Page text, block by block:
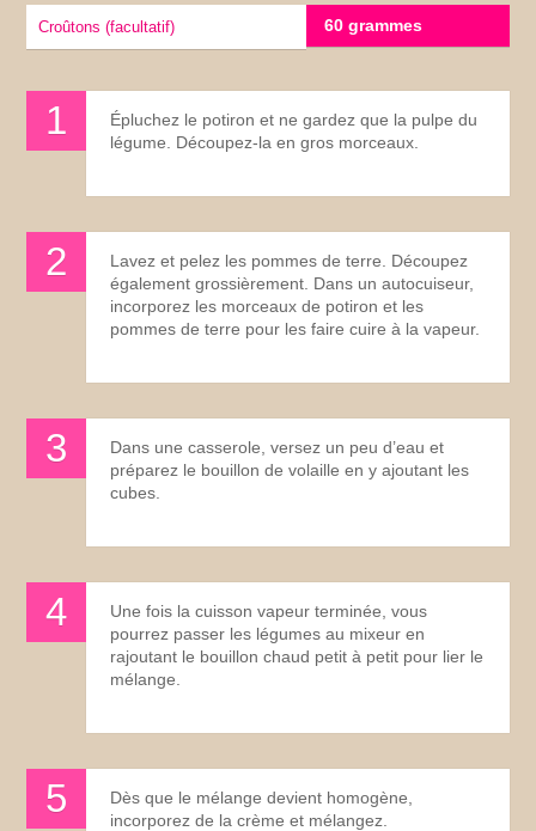
croûtons (facultatif) 60 grammes
Épluchez le potiron et ne gardez que la pulpe du
légume. Découpez-la en gros morceaux.
Lavez et pelez les pommes de terre. Découpez
également grossièrement. Dans un autocuiseur,
incorporez les morceaux de potiron et les
pommes de terre pour les faire cuire à la vapeur.
Dans une casserole, versez un peu d’eau et
préparez le bouillon de volaille en y ajoutant les
cubes.
Une fois la cuisson vapeur terminée, vous
pourrez passer les légumes au mixeur en
rajoutant le bouillon chaud petit à petit pour lier le
mélange.
Dès que le mélange devient homogène,
incorporez de la crème et mélangez.